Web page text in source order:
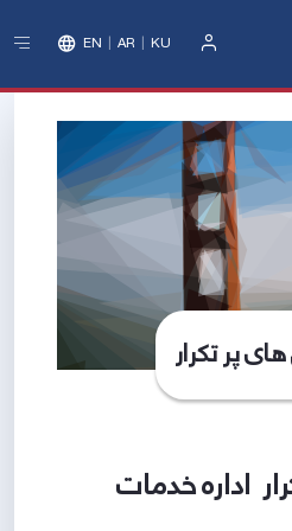
EN AR KU
پر تکرار
اداره خدمات